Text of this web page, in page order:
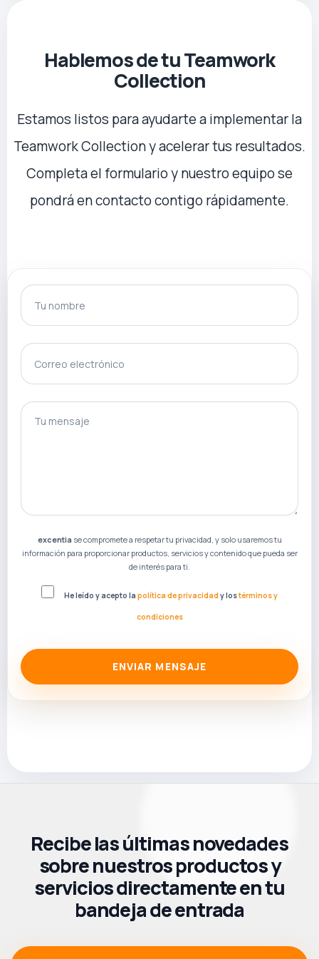
Hablemos de tu Teamwork
Collection
Estamos listos para ayudarte a implementar la
Teamwork Collection y acelerar tus resultados.
Completa el formulario y nuestro equipo se
pondrá en contacto contigo rápidamente.
Correo electrónico
excentia se compromete a respetar tu privacidad, y solo usaremos tu
información para proporcionar productos, servicios y contenido que pueda ser
de interés para ti.
He leído y acepto la política de privacidad y lostérminos y
condiciones
ENVIAR MENSAJE
Recibe las últimas novedades
sobre nuestros productos y
servicios directamente en tu
bandeja de entrada